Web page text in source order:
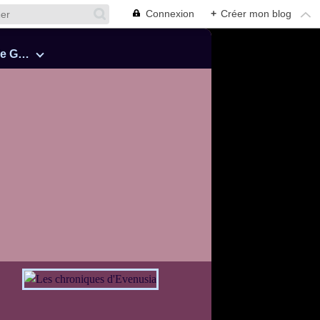
Connexion + Créer mon blog
Cinquante Nuances de Grey